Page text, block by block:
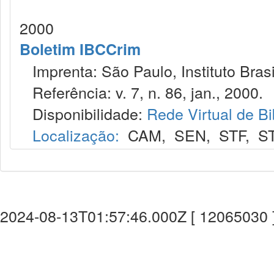
2000
Boletim IBCCrim
Imprenta: São Paulo, Instituto
Referência: v. 7, n. 86, jan., 2000.
Disponibilidade: Rede Virtual de
Localização: CAM, SEN, STF,
2024-08-13T01:57:46.000Z [ 12065030